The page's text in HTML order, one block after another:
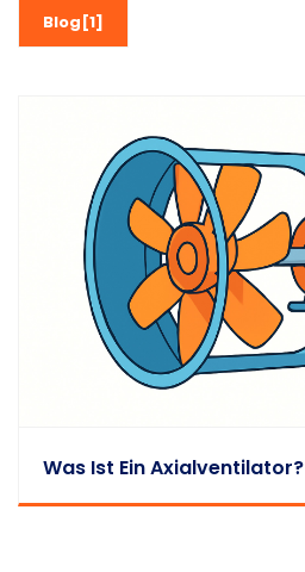
Blog[1]
Was Ist Ein Axialventilator?